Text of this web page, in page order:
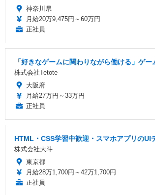
神奈川県
月給20万9,475円～60万円
正社員
「好きなゲームに関わりながら働ける」ゲ
株式会社Tetote
大阪府
月給27万円～33万円
正社員
HTML・CSS学習中歓迎・スマホアプリの
株式会社大斗
東京都
月給28万1,700円～42万1,700円
正社員